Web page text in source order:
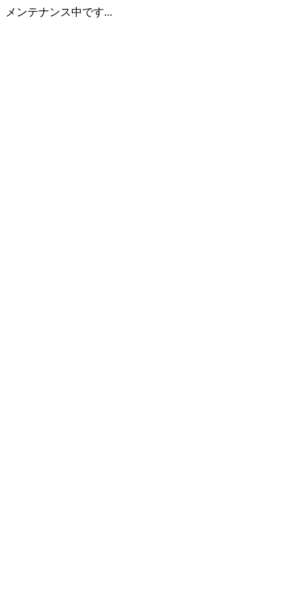
メンテナンス中です...